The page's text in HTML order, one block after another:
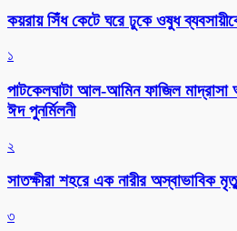
কয়রায় সিঁধ কেটে ঘরে ঢুকে ওষুধ
১
পাটকেলঘাটা আল-আমিন ফাজিল মাদ্রাসা
ঈদ পুনর্মিলনী
২
সাতক্ষীরা শহরে এক নারীর অস্বাভাবিক
৩